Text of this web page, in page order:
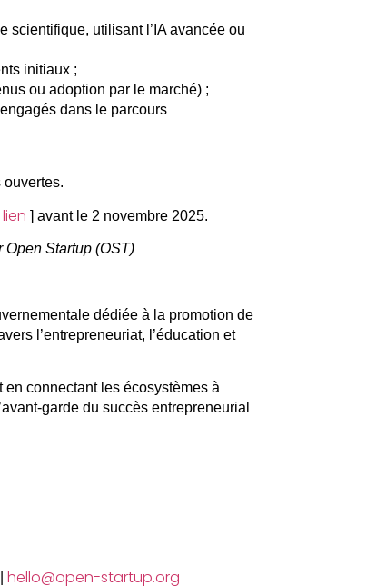
scientifique, utilisant l’ IA avancéeou
initiaux ;
ou adoption par le marché) ;
dans le parcours
ouvertes.
lien ] avant le 2 novembre 2025.
Open Startup (OST)
dédiée à la promotion de
l’entrepreneuriat, l’éducation et
connectant les écosystèmes à
garde du succès entrepreneurial
hello@open-startup.org